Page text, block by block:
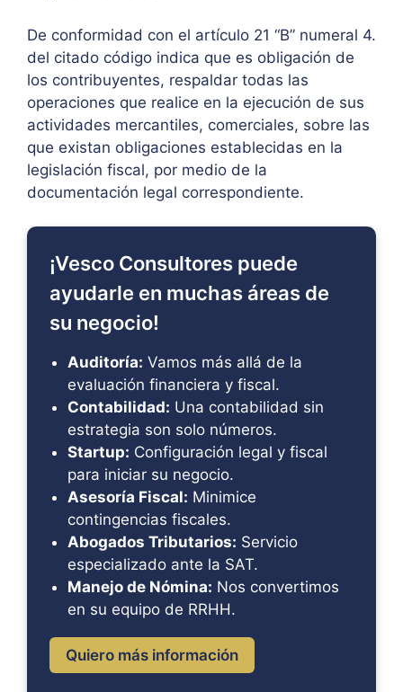
De conformidad con el artículo 21 “B” numeral 4.
del citado código indica que es obligación de
los contribuyentes, respaldar todas las
operaciones que realice en la ejecución de sus
actividades mercantiles, comerciales, sobre las
que existan obligaciones establecidas en la
legislación fiscal, por medio de la
documentación legal correspondiente.
¡Vesco Consultores puede
ayudarle en muchas áreas de
su negocio!
Auditoría: Vamos más allá de la
evaluación financiera y fiscal.
Contabilidad: Una contabilidad sin
estrategia son solo números.
Startup: Configuración legal y fiscal
para iniciar su negocio.
Asesoría Fiscal: Minimice
contingencias fiscales.
Abogados Tributarios: Servicio
especializado ante la SAT.
Manejo de Nómina: Nos convertimos
en su equipo de RRHH.
Quiero más información